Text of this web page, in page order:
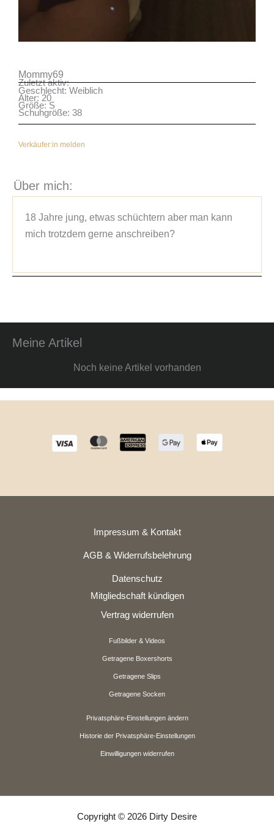
Mommy69
Zuletzt aktiv:
Geschlecht: Weiblich
Alter: 20
Größe: S
Schuhgröße: 38
Verkäufer:in melden
Über mich:
18 Jahre jung, etwas schüchtern aber man kann
mich trotzdem gerne anschreiben?
Meine Artikel
Noch keine Artikel vorhanden
Impressum & Kontakt
AGB & Widerrufsbelehrung
Datenschutz
Mitgliedschaft kündigen
Vertrag widerrufen
Fußbilder & Videos
Getragene Boxershorts
Getragene Slips
Getragene Socken
Privatsphäre-Einstellungen ändern
Historie der Privatsphäre-Einstellungen
Einwilligungen widerrufen
Copyright © 2026 Dirty Desire